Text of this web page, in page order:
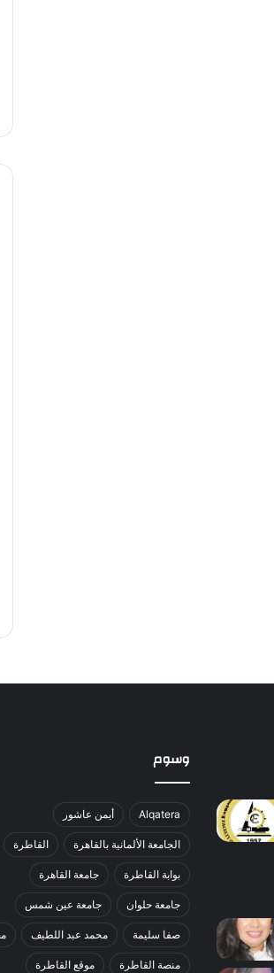
وسوم
Alqatera أيمن عاشور
الجامعة الألمانية بالقاهرة القاطرة
بوابة القاطرة جامعة القاهرة
جامعة حلوان جامعة عين شمس
صفا سليمة محمد عبد اللطيف
منصة القاطرة موقع القاطرة